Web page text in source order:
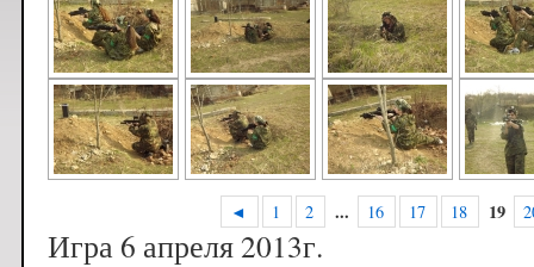
◄ 1 2 ... 16 17 18 19
Игра 6 апреля 2013г.